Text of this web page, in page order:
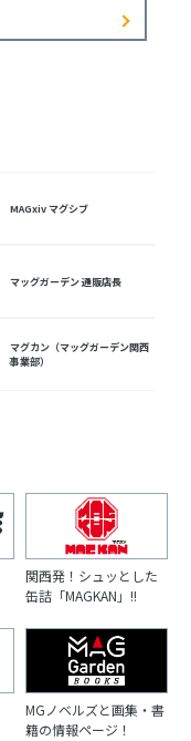
MAGxiv マグシブ
マッグガーデン 通販店長
マグカン（マッグガーデン関西
事業部）
関西発！シュッとした
缶詰「MAGKAN」!!
MGノベルズと画集・書
籍の情報ページ！